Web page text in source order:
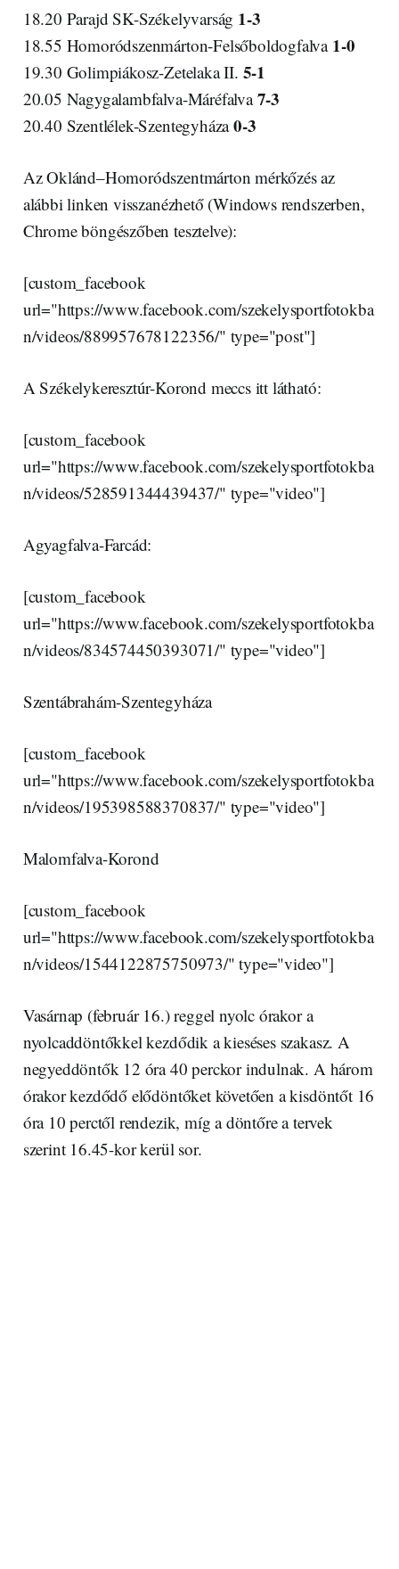
18.20 Parajd SK-Székelyvarság 1-3
18.55 Homoródszenmárton-Felsőboldogfalva 1-0
19.30 Golimpiákosz-Zetelaka II. 5-1
20.05 Nagygalambfalva-Máréfalva7-3
20.40 Szentlélek-Szentegyháza0-3
Az Oklánd–Homoródszentmárton mérkőzés az
alábbi linken visszanézhető (Windows rendszerben,
Chrome böngészőben tesztelve):
[custom_facebook
url="https://www.facebook.com/szekelysportfotokba
n/videos/889957678122356/" type="post"]
A Székelykeresztúr-Korond meccs itt látható:
[custom_facebook
url="https://www.facebook.com/szekelysportfotokba
n/videos/528591344439437/" type="video"]
Agyagfalva-Farcád:
[custom_facebook
url="https://www.facebook.com/szekelysportfotokba
n/videos/834574450393071/" type="video"]
Szentábrahám-Szentegyháza
[custom_facebook
url="https://www.facebook.com/szekelysportfotokba
n/videos/195398588370837/" type="video"]
Malomfalva-Korond
[custom_facebook
url="https://www.facebook.com/szekelysportfotokba
n/videos/1544122875750973/" type="video"]
Vasárnap (február 16.) reggel nyolc órakor a
nyolcaddöntőkkel kezdődik a kieséses szakasz. A
negyeddöntők 12 óra 40 perckor indulnak. A három
órakor kezdődő elődöntőket követően a kisdöntőt 16
óra 10 perctől rendezik, míg a döntőre a tervek
szerint 16.45-kor kerül sor.